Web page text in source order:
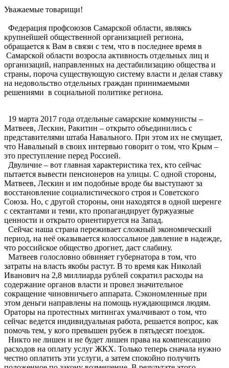
Уважаемые товарищи!
Федерация профсоюзов Самарской области, являясь
крупнейшей общественной организацией региона,
обращается к Вам в связи с тем, что в последнее время в
Самарской области возросла активность отдельных лиц и
организаций, направленных на дестабилизацию общества и
страны, пороча существующую систему власти и делая ставку
на недовольство отдельных граждан принимаемыми
решениями в социальной политике региона.
19 марта 2017 года отдельные самарские коммунисты –
Матвеев, Лескин, Ракитин – открыто объединились с
представителями штаба Навального. При этом их не смущает,
что Навальный в своих интервью говорит о том, что Крым –
это преступление перед Россией.
Двуличие – вот главная характеристика тех, кто сейчас
пытается вывести пенсионеров на улицы. С одной стороны,
Матвеев, Лескин и им подобные вроде бы выступают за
восстановление социалистического строя и Советского
Союза. Но, с другой стороны, они находятся в одной шеренге
с сектантами и теми, кто пропагандирует буржуазные
ценности и открыто ориентируется на Запад.
Сейчас наша страна переживает сложный экономический
период, на неё оказывается колоссальное давление в надежде,
что российское общество дрогнет, даст слабину.
Матвеев голословно обвиняет губернатора в том, что
затраты на власть якобы растут. В то время как Николай
Иванович на 2,8 миллиарда рублей сократил расходы на
содержание органов власти и провел значительное
сокращение чиновничьего аппарата. Сэкономленные при
этом деньги направлены на помощь нуждающимся людям.
Ораторы на протестных митингах умалчивают о том, что
сейчас ведется индивидуальная работа, решается вопрос, как
помочь тем, у кого превышен рубеж в пятьдесят поездок.
Никто не лишен и не будет лишен права на компенсацию
расходов на оплату услуг ЖКХ. Только теперь сначала нужно
честно оплатить эти услуги, а затем спокойно получить